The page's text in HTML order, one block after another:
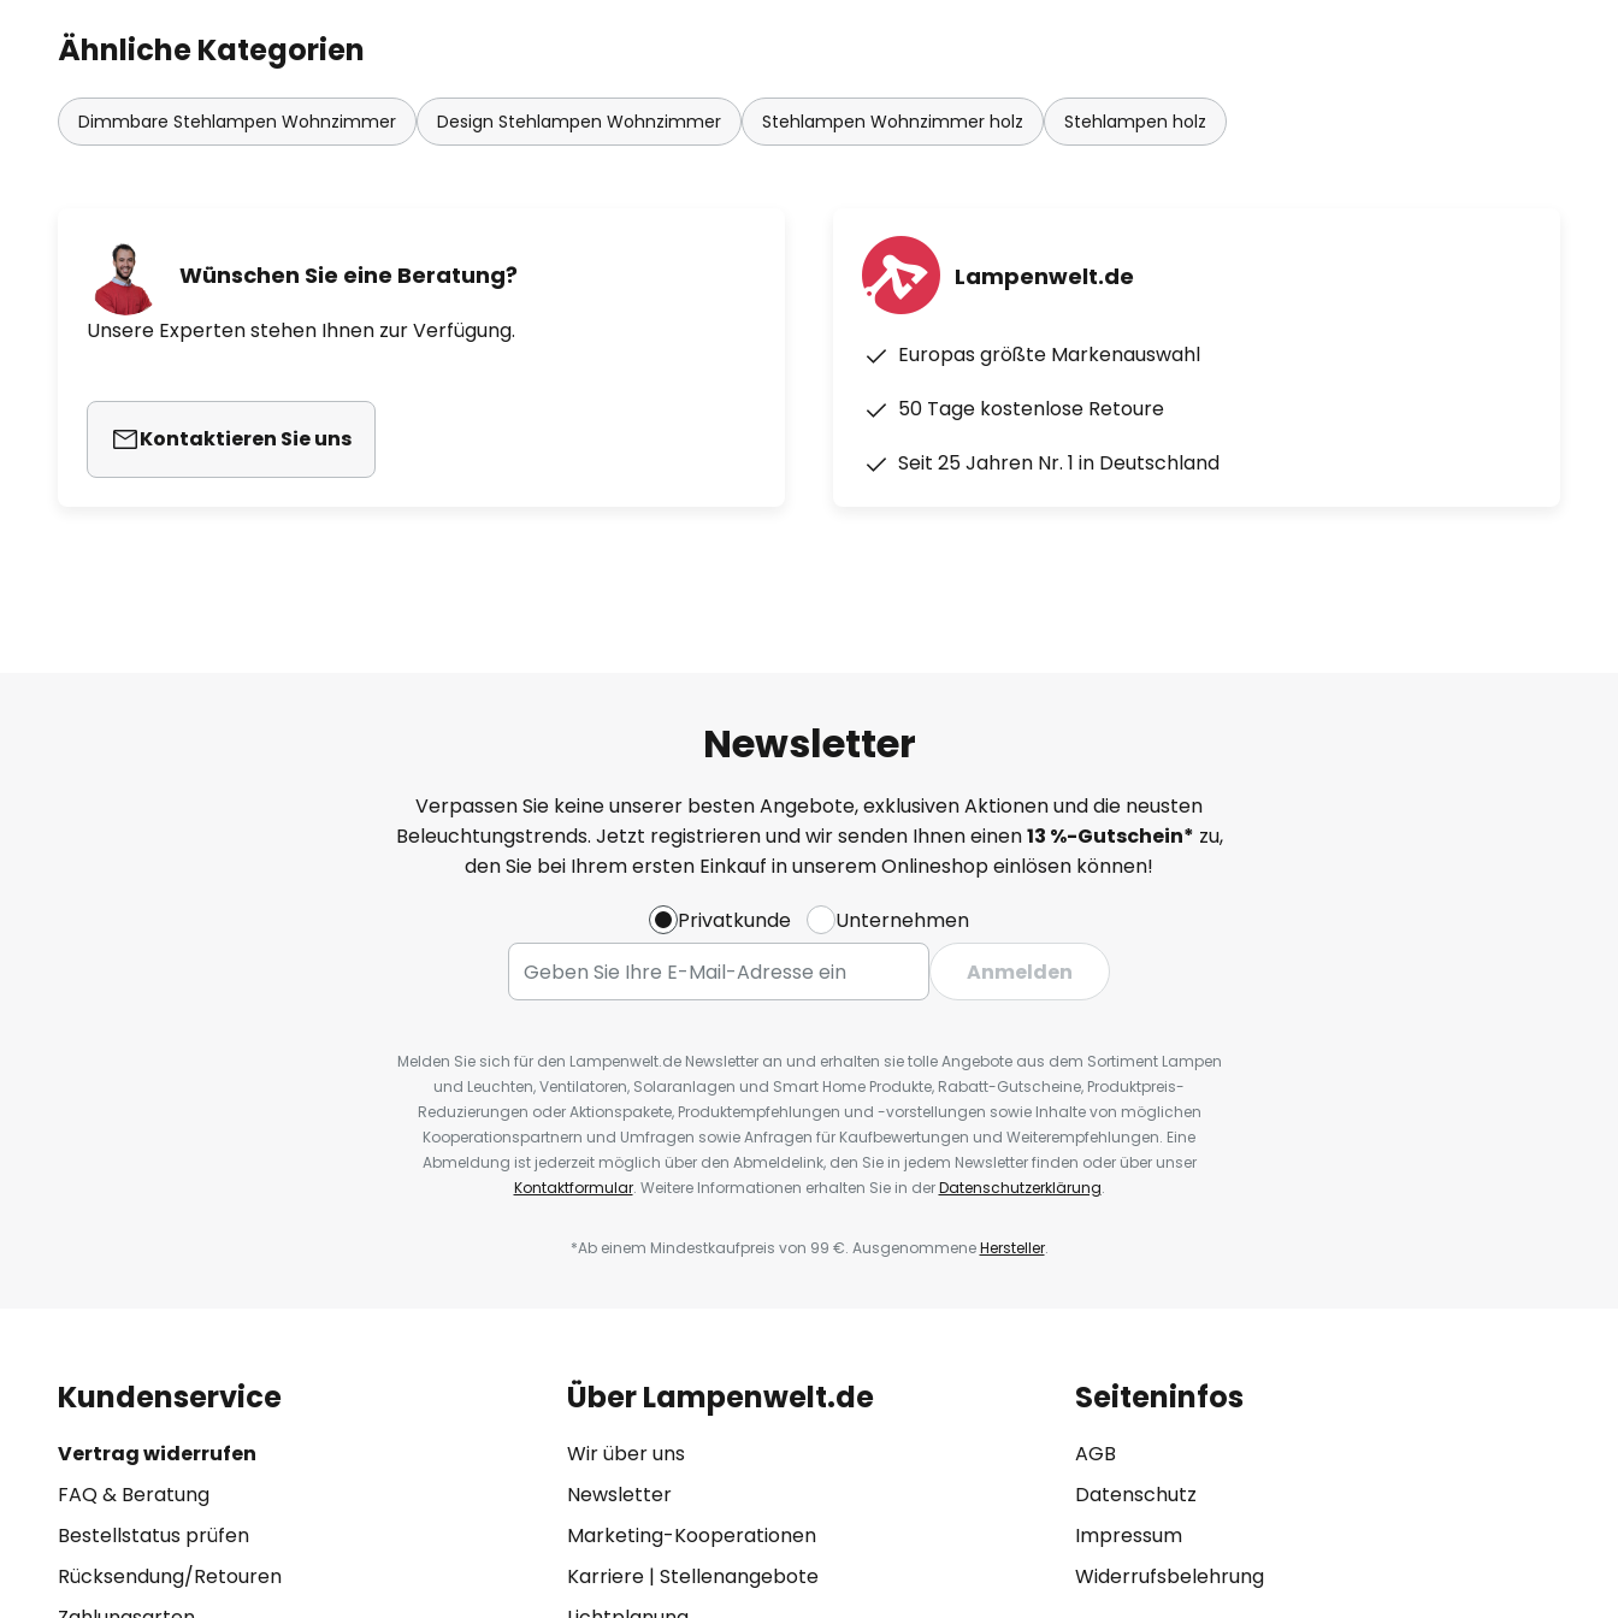
Ähnliche Kategorien
Dimmbare Stehlampen Wohnzimmer Design Stehlampen Wohnzimmer Stehlampen Wohnzimmer holz Stehlampen holz
Wünschen Sie eine Beratung?
Unsere Experten stehen Ihnen zur Verfügung.
Kontaktieren Sie uns
Lampenwelt.de
Europas größte Markenauswahl
50 Tage kostenlose Retoure
Seit 25 Jahren Nr. 1 in Deutschland
Newsletter
Verpassen Sie keine unserer besten Angebote, exklusiven Aktionen und die neusten
Beleuchtungstrends. Jetzt registrieren und wir senden Ihnen einen13 %-Gutschein* zu,
den Sie bei Ihrem ersten Einkauf in unserem Onlineshop einlösen können!
Privatkunde
Unternehmen
Anmelden
Melden Sie sich für den Lampenwelt.de Newsletter an und erhalten sie tolle Angebote aus dem Sortiment Lampen
und Leuchten, Ventilatoren, Solaranlagen und Smart Home Produkte, Rabatt-Gutscheine, Produktpreis-
Reduzierungen oder Aktionspakete, Produktempfehlungen und -vorstellungen sowie Inhalte von möglichen
Kooperationspartnern und Umfragen sowie Anfragen für Kaufbewertungen und Weiterempfehlungen. Eine
Abmeldung ist jederzeit möglich über den Abmeldelink, den Sie in jedem Newsletter finden oder über unser
Kontaktformular. Weitere Informationen erhalten Sie in derDatenschutzerklärung.
*Ab einem Mindestkaufpreis von 99 €. AusgenommeneHersteller.
Kundenservice
Vertrag widerrufen
FAQ & Beratung
Bestellstatus prüfen
Rücksendung/Retouren
Über Lampenwelt.de
Wir über uns
Newsletter
Marketing-Kooperationen
Karriere| Stellenangebote
Seiteninfos
AGB
Datenschutz
Impressum
Widerrufsbelehrung